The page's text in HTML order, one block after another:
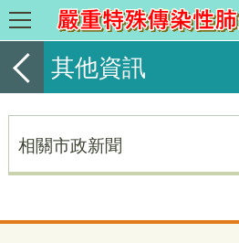
其他資訊
相關市政新聞